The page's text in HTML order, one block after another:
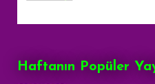
Haftanın Popüler